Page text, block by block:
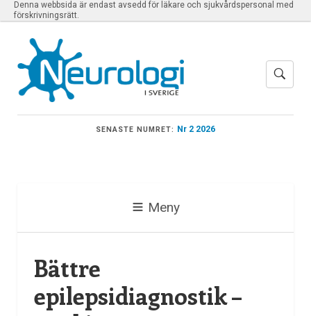
Denna webbsida är endast avsedd för läkare och sjukvårdspersonal med
förskrivningsrätt.
SENASTE NUMRET: Nr 2 2026
Meny
Bättre
epilepsidiagnostik –